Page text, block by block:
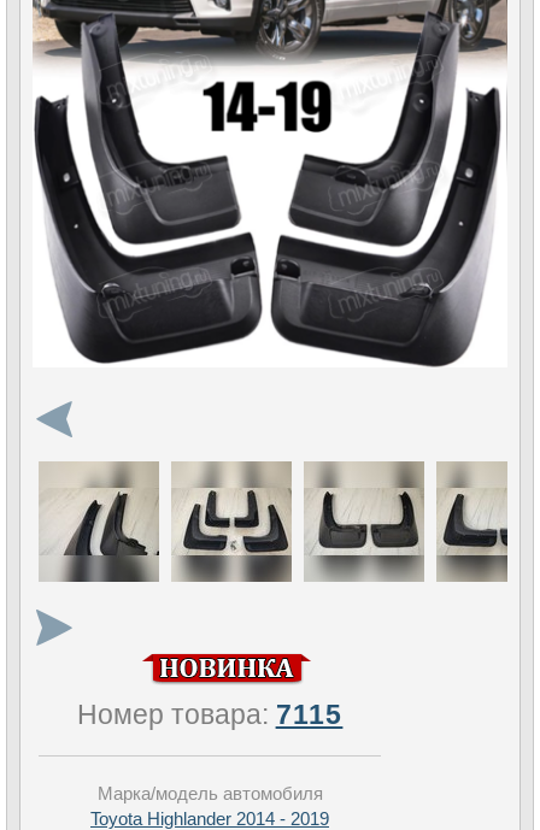
Номер товара: 7115
Марка/модель автомобиля
Toyota Highlander 2014 - 2019